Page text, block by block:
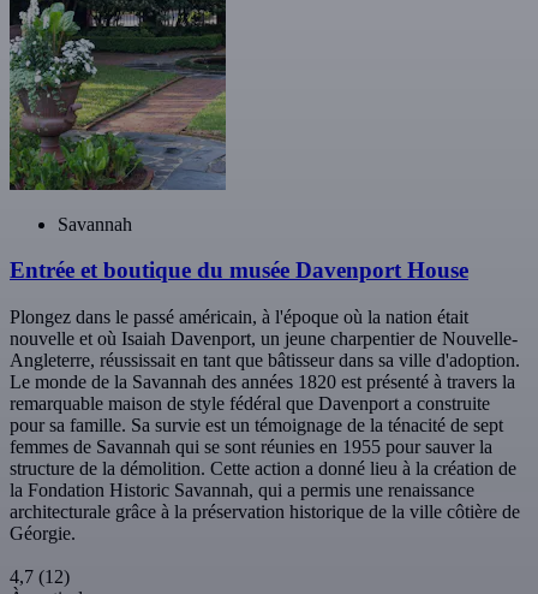
Savannah
Entrée et boutique du musée Davenport House
Plongez dans le passé américain, à l'époque où la nation était
nouvelle et où Isaiah Davenport, un jeune charpentier de Nouvelle-
Angleterre, réussissait en tant que bâtisseur dans sa ville d'adoption.
Le monde de la Savannah des années 1820 est présenté à travers la
remarquable maison de style fédéral que Davenport a construite
pour sa famille. Sa survie est un témoignage de la ténacité de sept
femmes de Savannah qui se sont réunies en 1955 pour sauver la
structure de la démolition. Cette action a donné lieu à la création de
la Fondation Historic Savannah, qui a permis une renaissance
architecturale grâce à la préservation historique de la ville côtière de
Géorgie.
4,7 (12)